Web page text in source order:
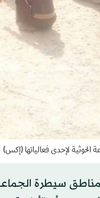
لإحدى فعالياتها (إكس)